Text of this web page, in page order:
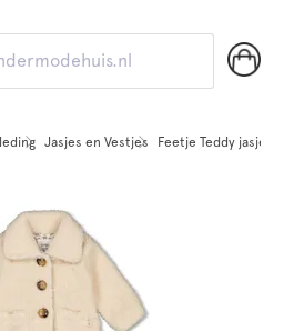
Jasjes en Vestjes Feetje Teddy jasje -